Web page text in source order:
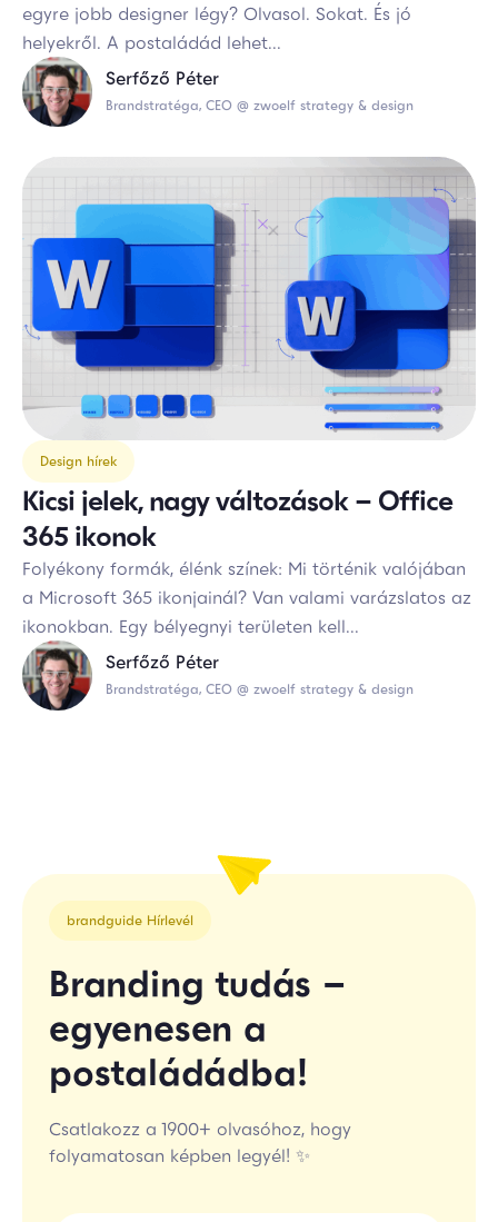
egyre jobb designer légy? Olvasol. Sokat. És jó
helyekről. A postaládád lehet...
Serfőző Péter
Brandstratéga, CEO @ zwoelf strategy & design
Design hírek
Kicsi jelek, nagy változások – Office
365 ikonok
Folyékony formák, élénk színek: Mi történik valójában
a Microsoft 365 ikonjainál? Van valami varázslatos az
ikonokban. Egy bélyegnyi területen kell...
Serfőző Péter
Brandstratéga, CEO @ zwoelf strategy & design
brandguide Hírlevél
Branding tudás –
egyenesen a
postaládádba!
Csatlakozz a 1900+ olvasóhoz, hogy
folyamatosan képben legyél! ✨